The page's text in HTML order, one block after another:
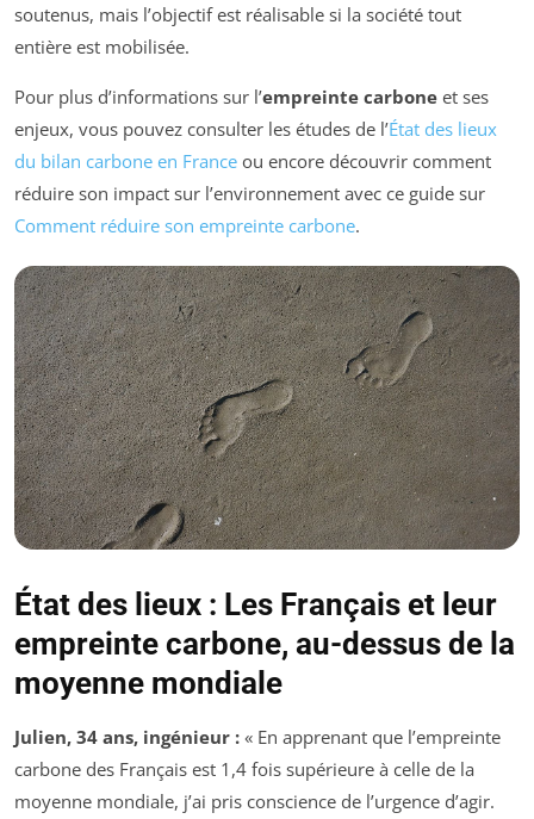
soutenus, mais l’objectif est réalisable si la société tout
entière est mobilisée.
Pour plus d’informations sur l’empreinte carbone et ses
enjeux, vous pouvez consulter les études de l’État des lieux
du bilan carbone en France ou encore découvrir comment
réduire son impact sur l’environnement avec ce guide sur
Comment réduire son empreinte carbone.
État des lieux : Les Français et leur
empreinte carbone, au-dessus de la
moyenne mondiale
Julien, 34 ans, ingénieur : « En apprenant que l’empreinte
carbone des Français est 1,4 fois supérieure à celle de la
moyenne mondiale, j’ai pris conscience de l’urgence d’agir.